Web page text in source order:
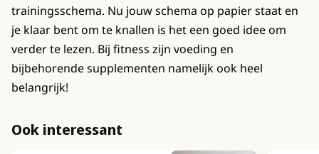
trainingsschema. Nu jouw schema op papier staat en
je klaar bent om te knallen is het een goed idee om
verder te lezen. Bij fitness zijn voeding en
bijbehorende supplementen namelijk ook heel
belangrijk!
Ook interessant